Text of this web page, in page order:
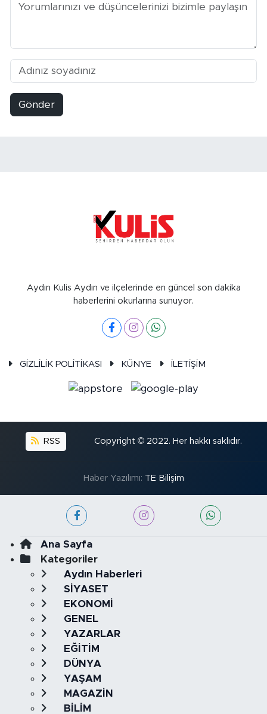
Gönder
Aydın Kulis Aydın ve ilçelerinde en güncel son dakika
haberlerini okurlarına sunuyor.
GİZLİLİK POLİTİKASI KÜNYE İLETİŞİM
RSS Copyright © 2022. Her hakkı saklıdır.
Haber Yazılımı: TE Bilişim
Ana Sayfa
Kategoriler
Aydın Haberleri
SİYASET
EKONOMİ
GENEL
YAZARLAR
EĞİTİM
DÜNYA
YAŞAM
MAGAZİN
BİLİM